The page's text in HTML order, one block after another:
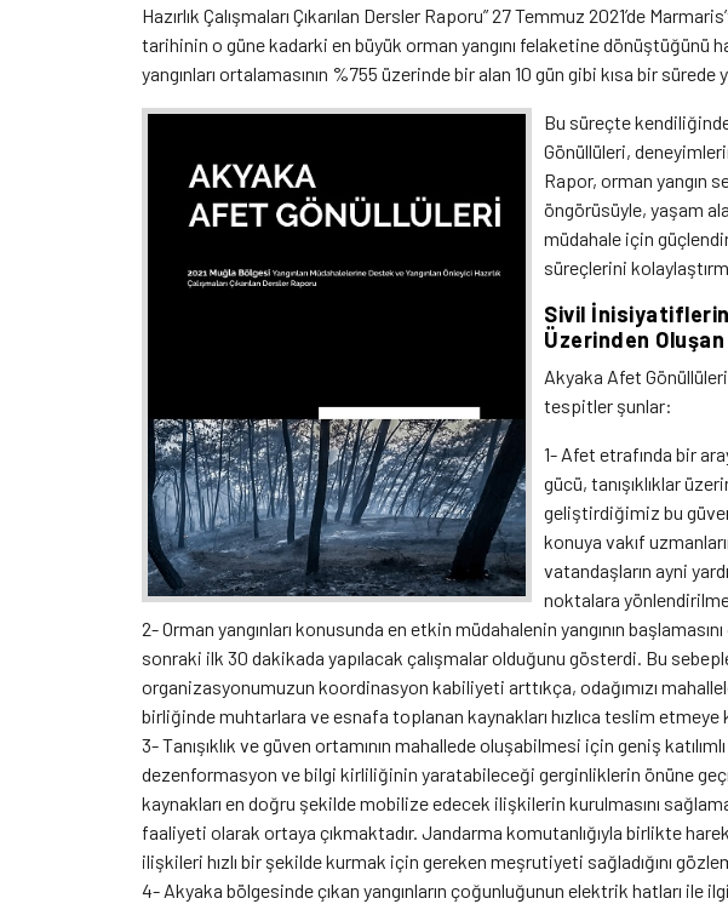
Hazırlık Çalışmaları Çıkarılan Dersler Raporu” 27 Temmuz 2021’de
tarihinin o güne kadarki en büyük orman yangını felaketine dönüştüğünü
yangınları ortalamasının %755 üzerinde bir alan 10 gün gibi kısa bir sürede
Bu süreçte
Gönüllüleri,
Rapor, orman yangın
öngörüsüyle, yaşam
müdahale için
süreçlerini
Sivil İnisiyatiflerin
Üzerinden Oluşan
Akyaka Afet
tespitler şunlar:
1- Afet etrafında bir
gücü, tanışıklıklar
geliştirdiğimiz bu
konuya vakıf
vatandaşların ayni
noktalara
2- Orman yangınları konusunda en etkin müdahalenin yangının
sonraki ilk 30 dakikada yapılacak çalışmalar olduğunu gösterdi. Bu
organizasyonumuzun koordinasyon kabiliyeti arttıkça, odağımızı
birliğinde muhtarlara ve esnafa toplanan kaynakları hızlıca teslim etmeye
3- Tanışıklık ve güven ortamının mahallede oluşabilmesi için geniş
dezenformasyon ve bilgi kirliliğinin yaratabileceği gerginliklerin önüne
kaynakları en doğru şekilde mobilize edecek ilişkilerin kurulmasını
faaliyeti olarak ortaya çıkmaktadır. Jandarma komutanlığıyla birlikte
ilişkileri hızlı bir şekilde kurmak için gereken meşrutiyeti sağladığını
4- Akyaka bölgesinde çıkan yangınların çoğunluğunun elektrik hatları ile